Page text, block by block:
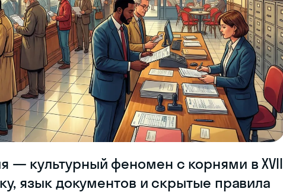
— культурный феномен с корнями в XVII
язык документов и скрытые правила